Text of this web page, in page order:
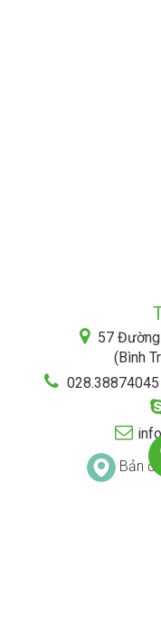
57 Đường
(Bình
Bản đồ